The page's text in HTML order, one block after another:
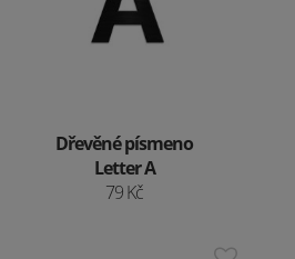
Dřevěné písmeno
Letter A
79 Kč